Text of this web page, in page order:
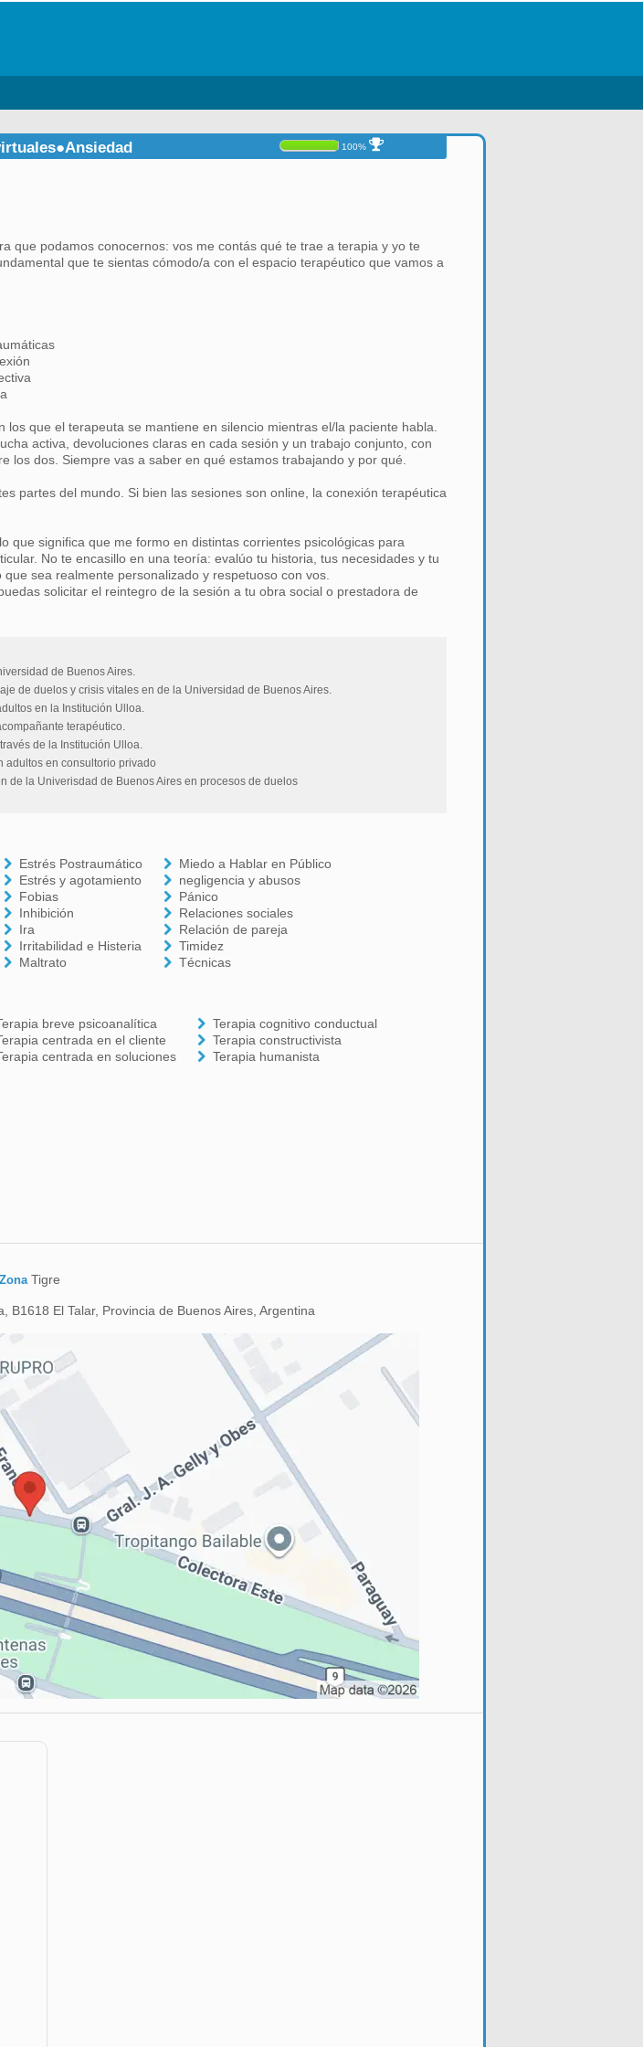
100%
que podamos conocernos: vos me contás qué te trae a terapia y yo te
que te sientas cómodo/a con el espacio terapéutico que vamos a
los que el terapeuta se mantiene en silencio mientras el/la paciente habla.
activa, devoluciones claras en cada sesión y un trabajo conjunto, con
los dos. Siempre vas a saber en qué estamos trabajando y por qué.
partes del mundo. Si bien las sesiones son online, la conexión terapéutica
que significa que me formo en distintas corrientes psicológicas para
No te encasillo en una teoría: evalúo tu historia, tus necesidades y tu
sea realmente personalizado y respetuoso con vos.
solicitar el reintegro de la sesión a tu obra social o prestadora de
de Buenos Aires.
de duelos y crisis vitales en de la Universidad de Buenos Aires.
en la Institución Ulloa.
terapéutico.
de la Institución Ulloa.
adultos en consultorio privado
de la Univerisdad de Buenos Aires en procesos de duelos
Estrés Postraumático
Estrés y agotamiento
Fobias
Inhibición
Ira
Irritabilidad e Histeria
Maltrato
Miedo a Hablar en Público
negligencia y abusos
Pánico
Relaciones sociales
Relación de pareja
Timidez
Técnicas
breve psicoanalítica
centrada en el cliente
centrada en soluciones
Terapia cognitivo conductual
Terapia constructivista
Terapia humanista
Zona Tigre
El Talar, Provincia de Buenos Aires, Argentina